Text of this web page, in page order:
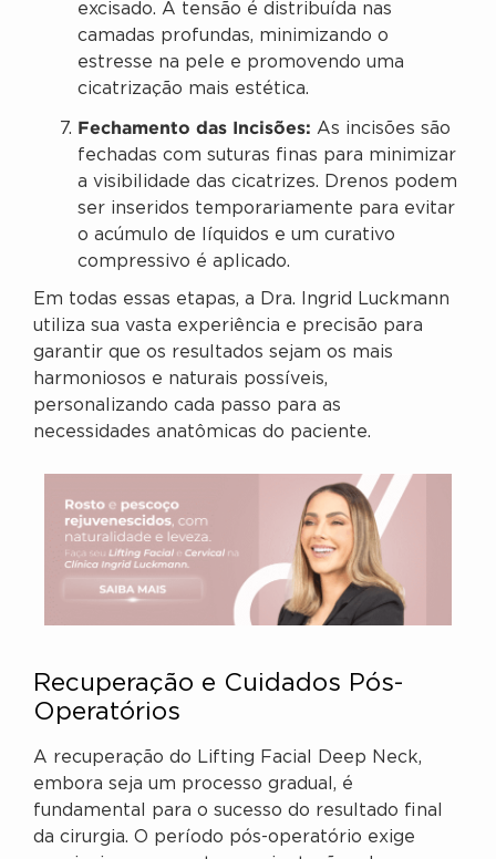
excisado. A tensão é distribuída nas
camadas profundas, minimizando o
estresse na pele e promovendo uma
cicatrização mais estética.
Fechamento das Incisões: As incisões são
fechadas com suturas finas para minimizar
a visibilidade das cicatrizes. Drenos podem
ser inseridos temporariamente para evitar
o acúmulo de líquidos e um curativo
compressivo é aplicado.
Em todas essas etapas, a Dra. Ingrid Luckmann
utiliza sua vasta experiência e precisão para
garantir que os resultados sejam os mais
harmoniosos e naturais possíveis,
personalizando cada passo para as
necessidades anatômicas do paciente.
Recuperação e Cuidados Pós-
Operatórios
A recuperação do Lifting Facial Deep Neck,
embora seja um processo gradual, é
fundamental para o sucesso do resultado final
da cirurgia. O período pós-operatório exige